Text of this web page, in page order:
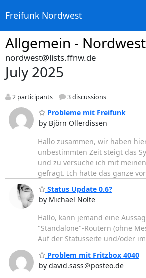
Freifunk Nordwest
Allgemein - Nordwest
nordwest@lists.ffnw.de
July 2025
2 participants 3 discussions
Probleme mit Freifunk
by Björn Ollerdissen
Hallo zusammen, wir haben
unbestimmten Zeit steigt das
und zu versuche ich mit
gefragt. Ich hatte das ganze
Status Update 0.6?
by Michael Nolte
Hallo, kann jemand eine
"Standalone"-Routern (ohne
Auf der Statusseite und/oder
Problem mit Fritzbox 4040
by david.sass＠posteo.de